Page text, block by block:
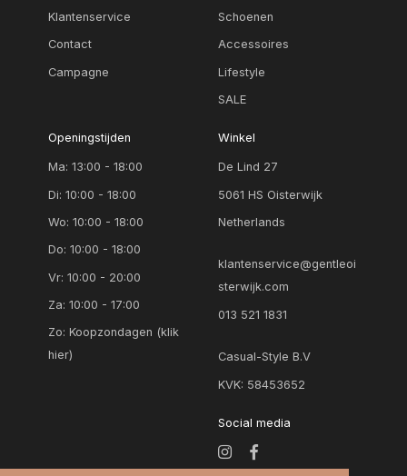
Klantenservice
Contact
Campagne
Schoenen
Accessoires
Lifestyle
SALE
Openingstijden
Ma: 13:00 - 18:00
Di: 10:00 - 18:00
Wo: 10:00 - 18:00
Do: 10:00 - 18:00
Vr: 10:00 - 20:00
Za: 10:00 - 17:00
Zo:Koopzondagen (klik
hier)
Winkel
De Lind 27
5061 HS Oisterwijk
Netherlands
klantenservice@gentleoi
sterwijk.com
013 521 1831
Casual-Style B.V
KVK: 58453652
Social media